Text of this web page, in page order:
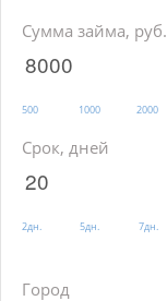
Сумма займа, руб.
500 1000 2000
Срок, дней
2дн. 5дн. 7дн.
Город